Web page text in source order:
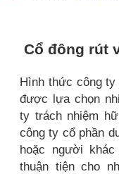
Cổ đông rút
Hình thức công ty
được lựa chọn
ty trách nhiệm
công ty cổ phần
hoặc người
thuận tiện cho